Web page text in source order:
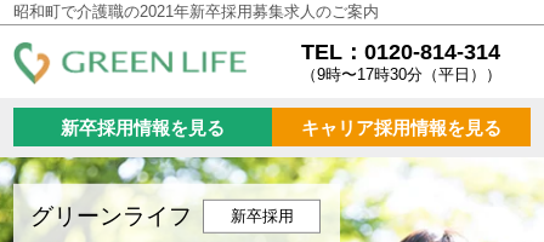
昭和町で介護職の2021年新卒採用募集求人のご案内
TEL：0120-814-314
（9時〜17時30分（平日））
新卒採用情報を見る キャリア採用情報を見る
グリーンライフ 新卒採用